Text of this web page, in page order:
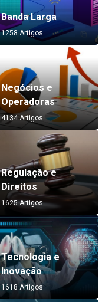
Banda Larga
1258 Artigos
Negócios e
Operadoras
4134 Artigos
Regulação e
Direitos
1625 Artigos
Tecnologia e
Inovação
1618 Artigos